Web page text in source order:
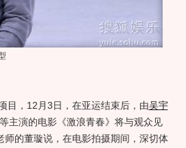
，12月3日，在亚运结束后，由吴宇
等主演的电影《激浪青春》将与观众见
的董璇说，在电影拍摄期间，深切体